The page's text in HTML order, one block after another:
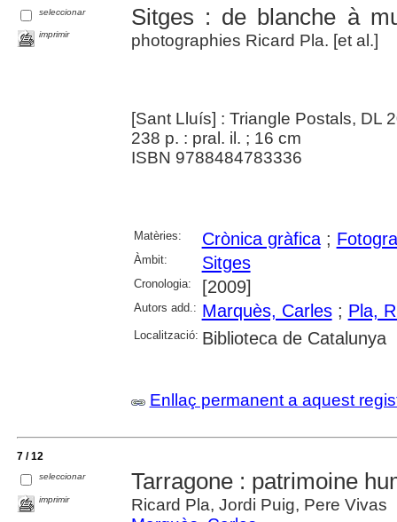
seleccionar
imprimir
Sitges : de blanche à
photographies Ricard Pla. [et al.]
[Sant Lluís] : Triangle Postals, DL
238 p. : pral. il. ; 16 cm
ISBN 9788484783336
Matèries: Crònica gràfica;
Àmbit: Sitges
Cronologia: [2009]
Autors add.: Marquès, Carles; Pla,
Localització: Biblioteca de Catalunya
Enllaç permanent a aquest
7 / 12
seleccionar
imprimir
Tarragone : patrimoine
Ricard Pla, Jordi Puig, Pere Vivas